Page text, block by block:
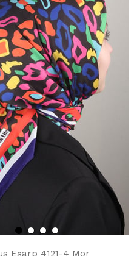
Eşarp 4121-4 Mor